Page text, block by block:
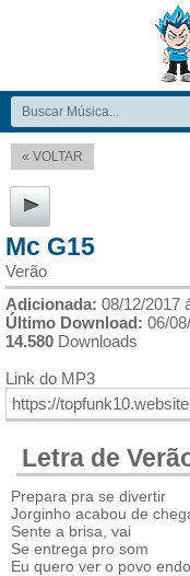
« VOLTAR
Mc G15
Verão
Adicionada: 08/12/2017
Último Download: 06/
14.580 Downloads
Link do MP3
Letra de
Prepara pra se divertir
Jorginho acabou de
Sente a brisa, vai
Se entrega pro som
Eu quero ver o povo